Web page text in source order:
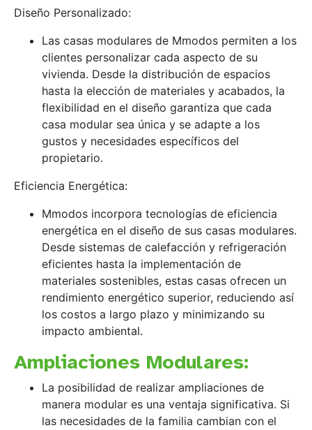
Diseño Personalizado:
Las casas modulares de Mmodos permiten a los
clientes personalizar cada aspecto de su
vivienda. Desde la distribución de espacios
hasta la elección de materiales y acabados, la
flexibilidad en el diseño garantiza que cada
casa modular sea única y se adapte a los
gustos y necesidades específicos del
propietario.
Eficiencia Energética:
Mmodos incorpora tecnologías de eficiencia
energética en el diseño de sus casas modulares.
Desde sistemas de calefacción y refrigeración
eficientes hasta la implementación de
materiales sostenibles, estas casas ofrecen un
rendimiento energético superior, reduciendo así
los costos a largo plazo y minimizando su
impacto ambiental.
Ampliaciones Modulares:
La posibilidad de realizar ampliaciones de
manera modular es una ventaja significativa. Si
las necesidades de la familia cambian con el